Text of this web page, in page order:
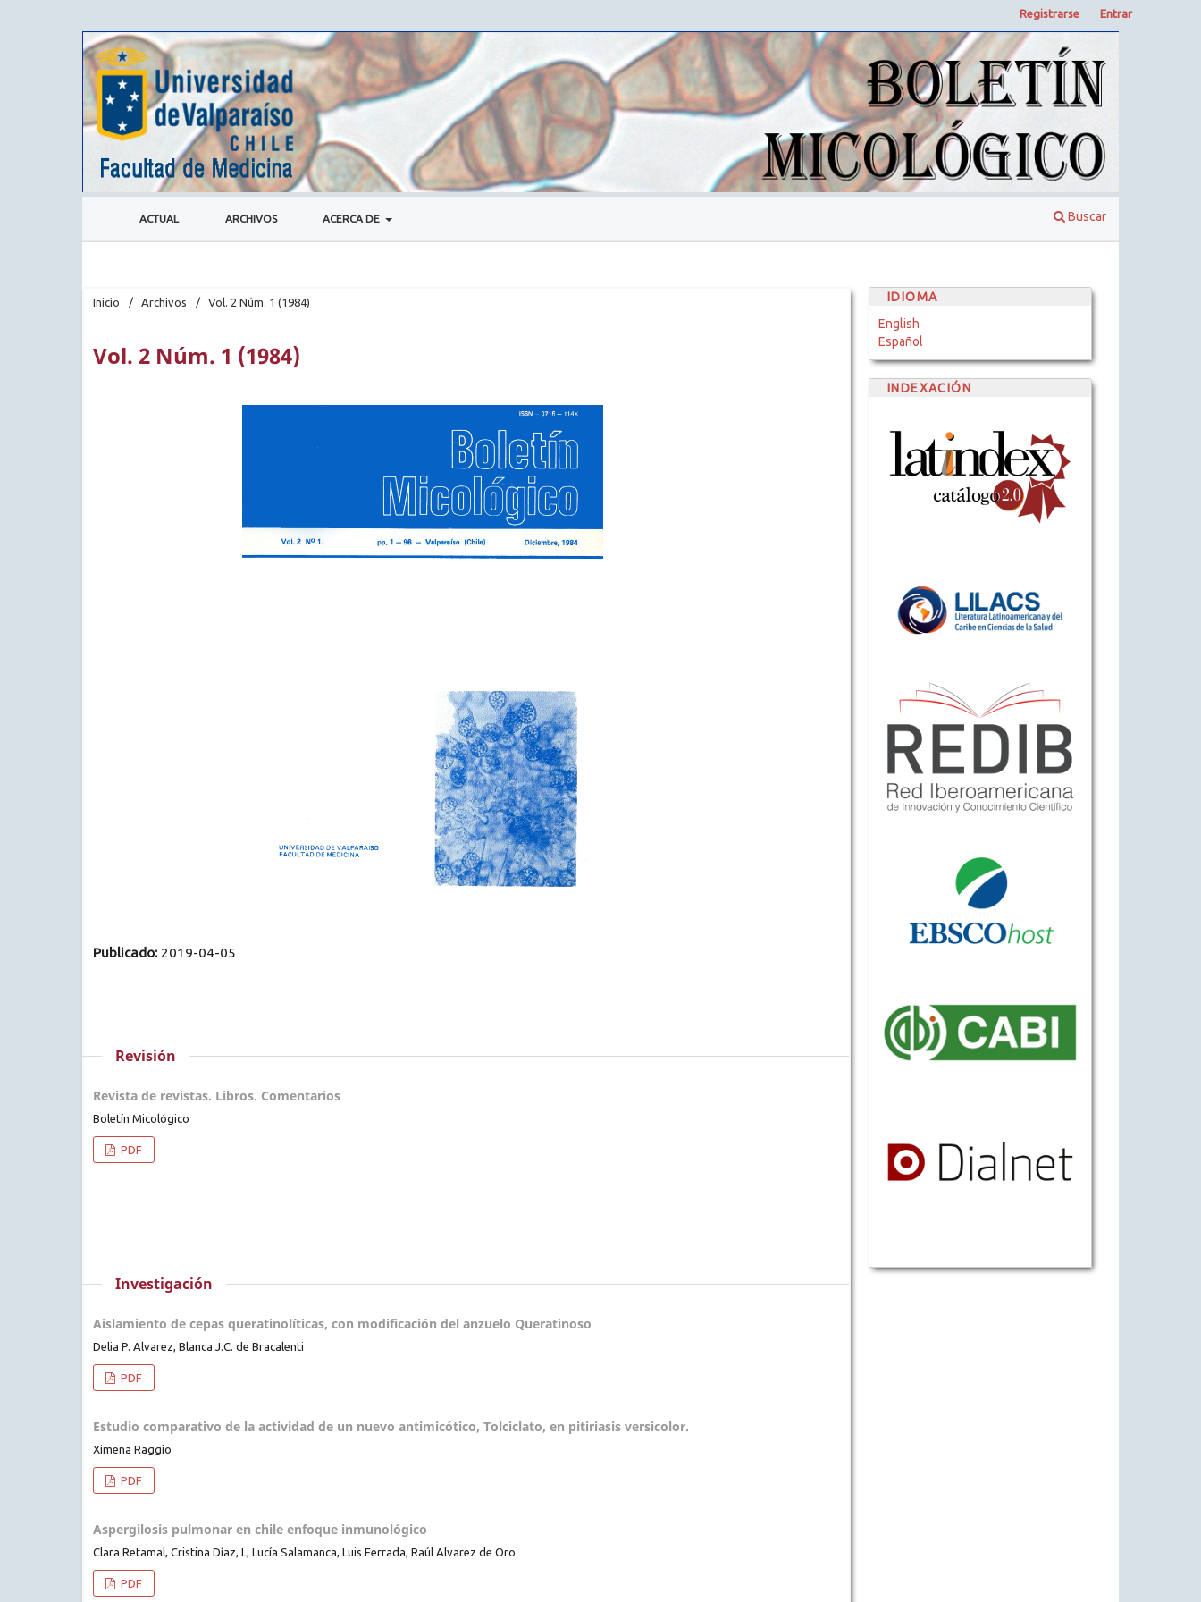
ACTUAL ARCHIVOS ACERCA DE Buscar
Registrarse Entrar
Inicio / Archivos / Vol. 2 Núm. 1 (1984)
Vol. 2 Núm. 1 (1984)
Publicado: 2019-04-05
Revisión
Revista de revistas. Libros. Comentarios
Boletín Micológico
PDF
Investigación
Aislamiento de cepas queratinolíticas, con modificación del anzuelo Queratinoso
Delia P. Alvarez, Blanca J.C. de Bracalenti
PDF
Estudio comparativo de la actividad de un nuevo antimicótico, Tolciclato, en pitiriasis versicolor.
Ximena Raggio
PDF
Aspergilosis pulmonar en chile enfoque inmunológico
Clara Retamal, Cristina Díaz, L, Lucía Salamanca, Luis Ferrada, Raúl Alvarez de Oro
PDF
IDIOMA
English
Español
INDEXACIÓN